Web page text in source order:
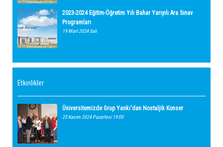
2023-2024 Eğitim-Öğretim Yılı Bahar Yarıyılı Ara Sınav
Programları
19 Mart 2024 Salı
Etkinlikler
Üniversitemizde Grup Yankı'dan Nostaljik Konser
25 Kasım 2024 Pazartesi 19:00